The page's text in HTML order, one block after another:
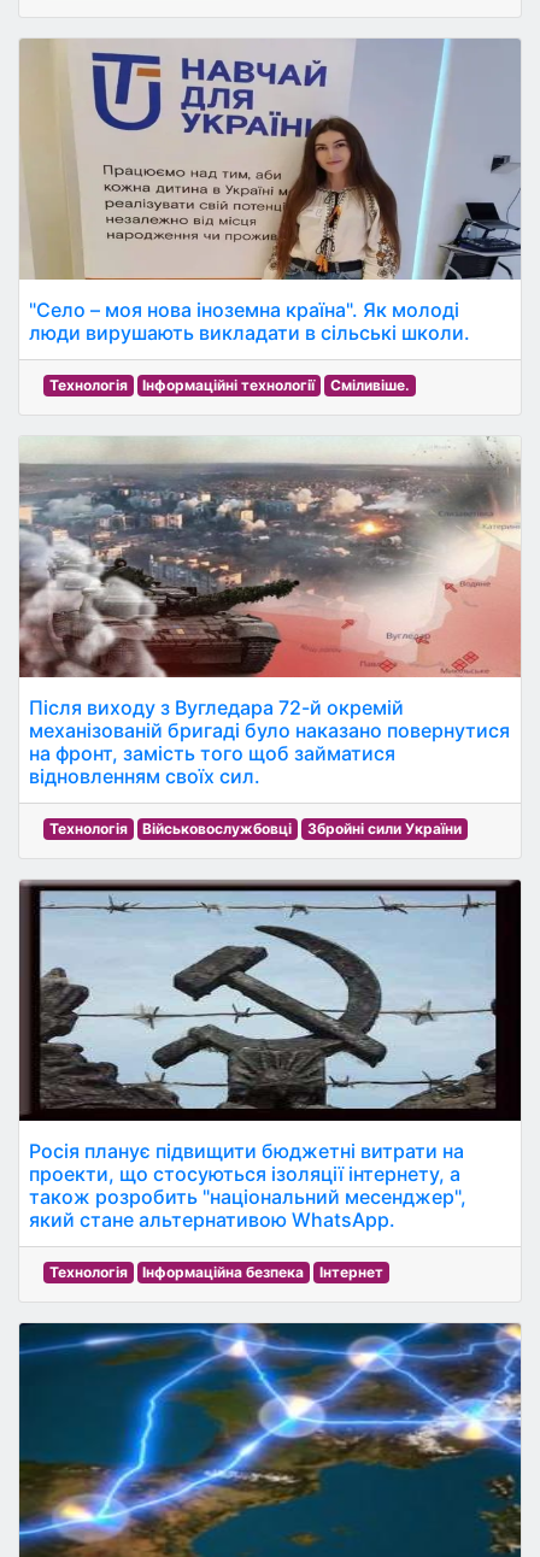
"Село – моя нова іноземна країна". Як молоді
люди вирушають викладати в сільські школи.
Технологія Інформаційні технології Сміливіше.
Після виходу з Вугледара 72-й окремій
механізованій бригаді було наказано повернутися
на фронт, замість того щоб займатися
відновленням своїх сил.
Технологія Військовослужбовці Збройні сили України
Росія планує підвищити бюджетні витрати на
проекти, що стосуються ізоляції інтернету, а
також розробить "національний месенджер",
який стане альтернативою WhatsApp.
Технологія Інформаційна безпека Інтернет